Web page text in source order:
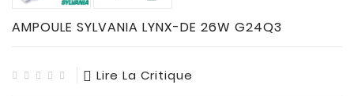
HALOGENE
IODURE
AMPOULE SYLVANIA LYNX-DE 26W G24Q3
Lire La Critique